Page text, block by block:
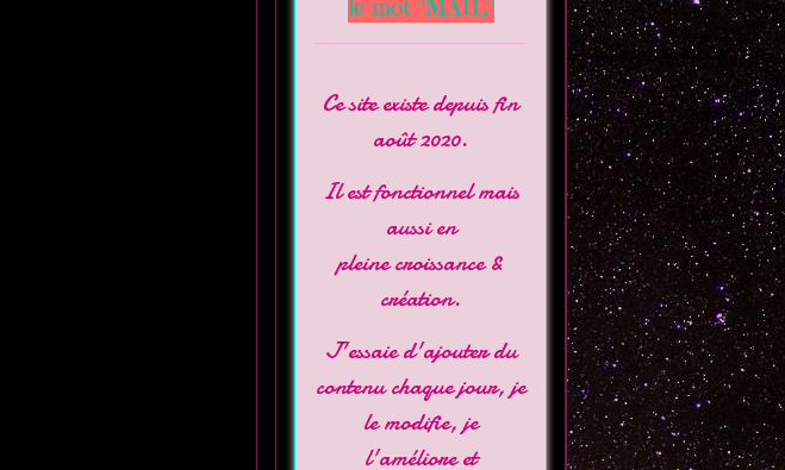
le mot "MAIL"
Ce site existe depuis fin
août 2020.
Il est fonctionnel mais
aussi en
pleine croissance &
création.
J'essaie d'ajouter du
contenu chaque jour, je
le modifie, je
l'améliore et